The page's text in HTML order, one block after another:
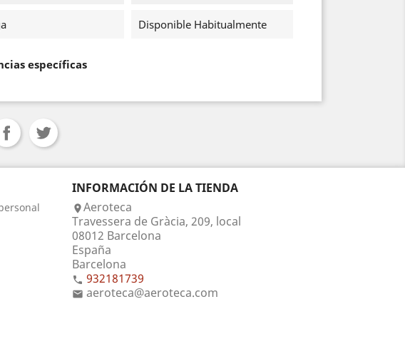
Disponible Habitualmente
específicas
INFORMACIÓN DE LA TIENDA
Aeroteca
Travessera de Gràcia, 209, local
08012 Barcelona
España
Barcelona
 932181739
 aeroteca@aeroteca.com